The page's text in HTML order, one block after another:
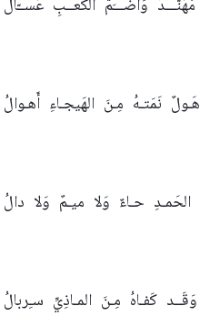
مُهَنَّـــدٌ وَأَضـــَمُّ الكَعــبِ عَســّالُ
هَـولٌ نَمَتـهُ مِـنَ الهَيجـاءِ أَهـوالُ
الحَمـدِ حـاءٌ وَلا ميـمٌ وَلا دالُ
وَقَــد كَفـاهُ مِـنَ المـاذِيِّ سـِربالُ